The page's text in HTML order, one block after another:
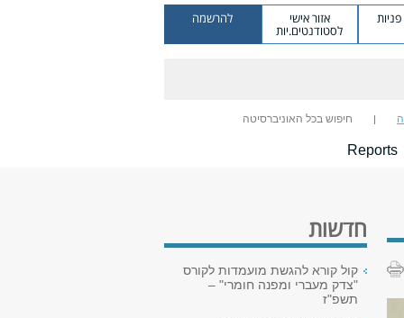
אזור אישי
לסטודנטים.יות
להרשמה
חיפוש בכל האוניברסיטה
Reports
חדשות
קול קורא להגשת מועמדות לקורס
"צדק מעברי ומפנה חומרי" –
תשפ"ז